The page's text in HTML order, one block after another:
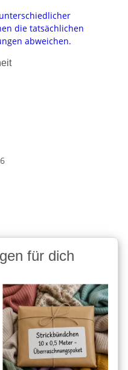
die tatsächlichen
abweichen.
für dich